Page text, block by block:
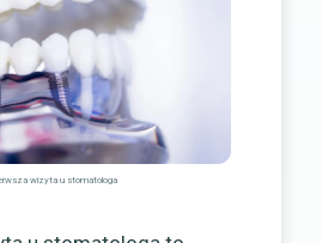
wizyta u stomatologa